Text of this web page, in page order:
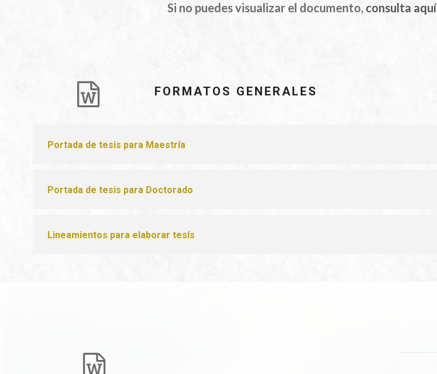
Si no puedes visualizar el documento, consulta aquí
FORMATOS GENERALES
Portada de tesis para Maestría
Portada de tesis para Doctorado
Lineamientos para elaborar tesís